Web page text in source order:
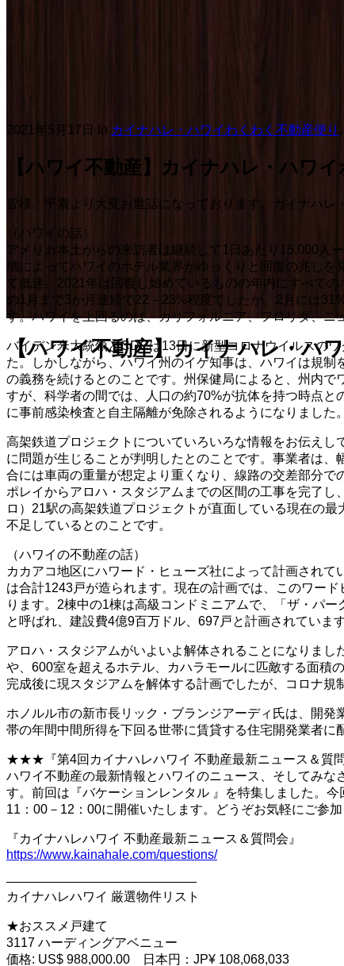
【ハワイ不動産】カイナハレ・ハ
2021年5月17日 In カイナハレ・ハワイわくわく不動産便り ,
【ハワイ不動産】カイナハレ・ハワ
皆様、平素より大変お世話になっております。カイナハレ
（ハワイの話）
アメリカ本土からの来訪者は継続して1日あたり15,000人
増によってハワイのホテル業界がゆっくりと回復の兆し
て低迷、2021年は回復し始めているものの年内にすべて
の1月まで3か月連続で22－23%程度でしたが、2月には
す。ハワイを上回るのは、カリフォルニア、フロリダ、ニ
バイデン米大統領とCDCは13日に新型コロナウイルスの
た。しかしながら、ハワイ州のイゲ知事は、ハワイは規
の義務を続けるとのことです。州保健局によると、州内
すが、科学者の間では、人口の約70%が抗体を持つ時点
に事前感染検査と自主隔離が免除されるようになりまし
高架鉄道プロジェクトについていろいろな情報をお伝え
に問題が生じることが判明したとのことです。事業者は
合には車両の重量が想定より重くなり、線路の交差部分
ポレイからアロハ・スタジアムまでの区間の工事を完了
ロ）21駅の高架鉄道プロジェクトが直面している現在の
不足しているとのことです。
（ハワイの不動産の話）
カカアコ地区にハワード・ヒューズ社によって計画され
は合計1243戸が造られます。現在の計画では、このワー
ります。2棟中の1棟は高級コンドミニアムで、「ザ・パ
と呼ばれ、建設費4億9百万ドル、697戸と計画されています
アロハ・スタジアムがいよいよ解体されることになりま
や、600室を超えるホテル、カハラモールに匹敵する面積
完成後に現スタジアムを解体する計画でしたが、コロナ
ホノルル市の新市長リック・ブランジアーディ氏は、開
帯の年間中間所得を下回る世帯に賃貸する住宅開発業者に
★★★『第4回カイナハレハワイ 不動産最新ニュース＆
ハワイ不動産の最新情報とハワイのニュース、そしてみ
す。前回は『バケーションレンタル 』を特集しました。
11：00－12：00に開催いたします。どうぞお気軽にご参
『カイナハレハワイ 不動産最新ニュース＆質問会』
https://www.kainahale.com/questions/
———————————————
カイナハレハワイ 厳選物件リスト
★おススメ戸建て
3117 ハーディングアベニュー
価格: US$ 988,000.00 日本円：JP¥ 108,068,033